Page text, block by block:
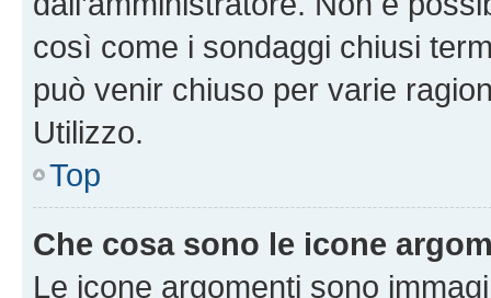
così come i sondaggi chiusi
può venir chiuso per varie
Utilizzo.
Top
Che cosa sono le icone
Le icone argomenti sono